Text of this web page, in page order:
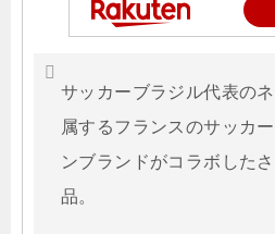
サッカーブラジル代表の
属するフランスのサッカ
ンブランドがコラボした
品。